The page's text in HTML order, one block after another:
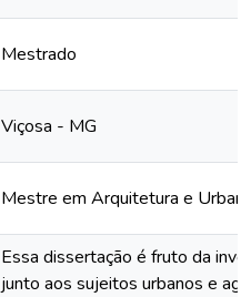
Mestrado
Viçosa - MG
Mestre em Arquitetura e
Essa dissertação é fruto da
junto aos sujeitos urbanos e